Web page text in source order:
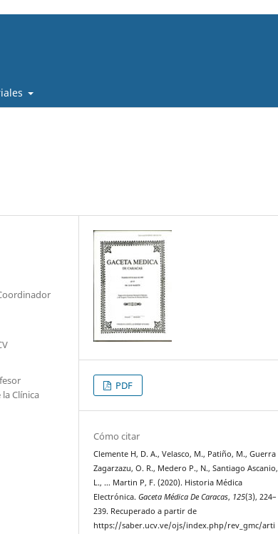
Clínica
PDF
Cómo citar
Clemente H, D. A., Velasco, M., Patiño, M., Guerra
Zagarzazu, O. R., Medero P., N., Santiago Ascanio,
L., … Martin P, F. (2020). Historia Médica
Electrónica.Gaceta Médica De Caracas, 125(3), 224–
239. Recuperado a partir de
https://saber.ucv.ve/ojs/index.php/rev_gmc/arti